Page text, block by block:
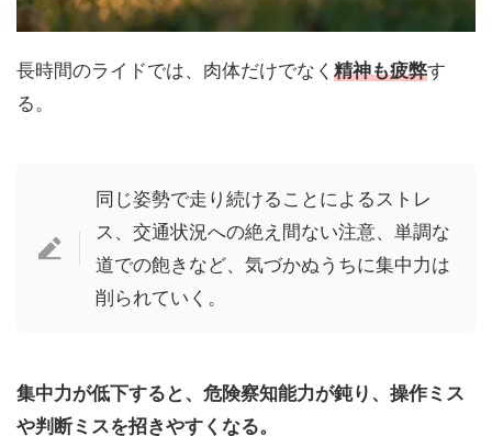
長時間のライドでは、肉体だけでなく 精神も疲弊す
る。
同じ姿勢で走り続けることによるストレ
ス、交通状況への絶え間ない注意、単調な
道での飽きなど、気づかぬうちに集中力は
削られていく。
集中力が低下すると、危険察知能力が鈍り、操作ミス
や判断ミスを招きやすくなる。